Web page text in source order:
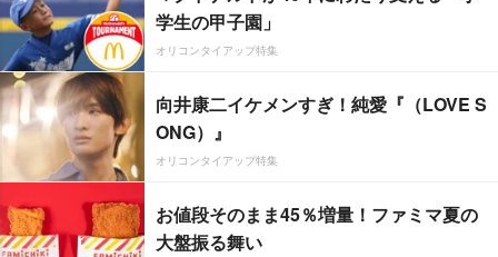
学生の甲子園」
オリコンタイアップ特集
向井康二イケメンすぎ！純愛『（LOVE S
ONG）』
オリコンタイアップ特集
お値段そのまま45％増量！ファミマ夏の
大盤振る舞い